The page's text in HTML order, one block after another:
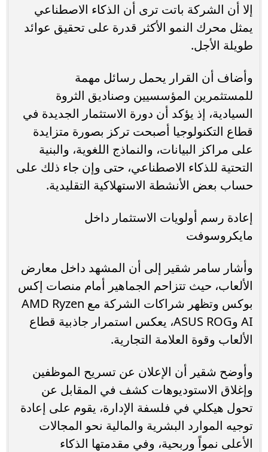
إلا أن الشركة باتت ترى أن الذكاء الاصطناعي
يمثل محرك النمو الأكثر قدرة على تحقيق عوائد
طويلة الأجل.
وأضاف أن القرار يحمل رسائل مهمة
للمستثمرين المؤسسيين وصناديق الثروة
السيادية، إذ يؤكد أن دورة الاستثمار الجديدة في
قطاع التكنولوجيا أصبحت تركز بصورة متزايدة
على مراكز البيانات، والنماذج اللغوية، والبنية
التحتية للذكاء الاصطناعي، حتى وإن جاء ذلك على
حساب بعض الأنشطة الاستهلاكية التقليدية.
إعادة رسم أولويات الاستثمار داخل
مايكروسوفت
وأشار سامر شقير إلى أن المشهد داخل معارض
الألعاب، حيث تتزاحم الجماهير أمام منصات إكس
بوكس وتظهر شراكات الشركة مع AMD Ryzen
AI وASUS ROG، يعكس استمرار جاذبية قطاع
الألعاب وقوة العلامة التجارية.
وأوضح شقير أن الإعلان عن تسريح الموظفين
وإغلاق الاستوديوهات كشف في المقابل عن
تحول هيكلي في فلسفة الإدارة، يقوم على إعادة
توجيه الموارد البشرية والمالية نحو المجالات
الأعلى نمواً وربحية، وفي مقدمتها الذكاء